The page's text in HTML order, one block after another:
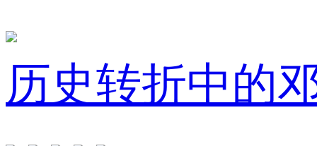
历史转折中的